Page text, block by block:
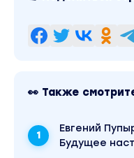
👀 Также
Евгений
Будущее